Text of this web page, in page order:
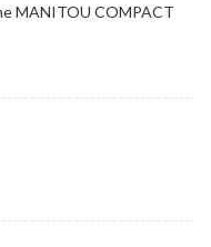
MANITOU COMPACT